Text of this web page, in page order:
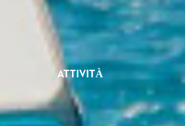
ATTIVITÀ